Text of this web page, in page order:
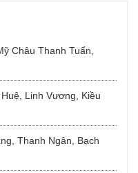
Châu Thanh Tuấn,
Linh Vương, Kiều
Thanh Ngân, Bạch